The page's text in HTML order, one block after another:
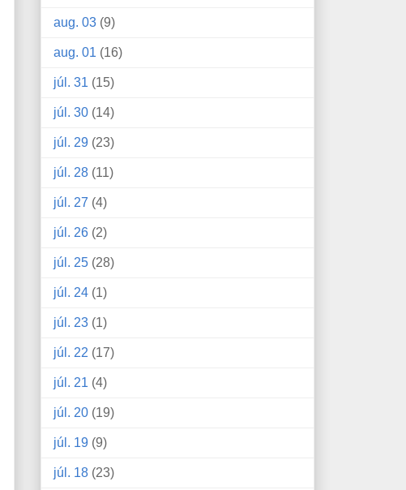
aug. 03 (9)
aug. 01 (16)
júl. 31 (15)
júl. 30 (14)
júl. 29 (23)
júl. 28 (11)
júl. 27 (4)
júl. 26 (2)
júl. 25 (28)
júl. 24 (1)
júl. 23 (1)
júl. 22 (17)
júl. 21 (4)
júl. 20 (19)
júl. 19 (9)
júl. 18 (23)